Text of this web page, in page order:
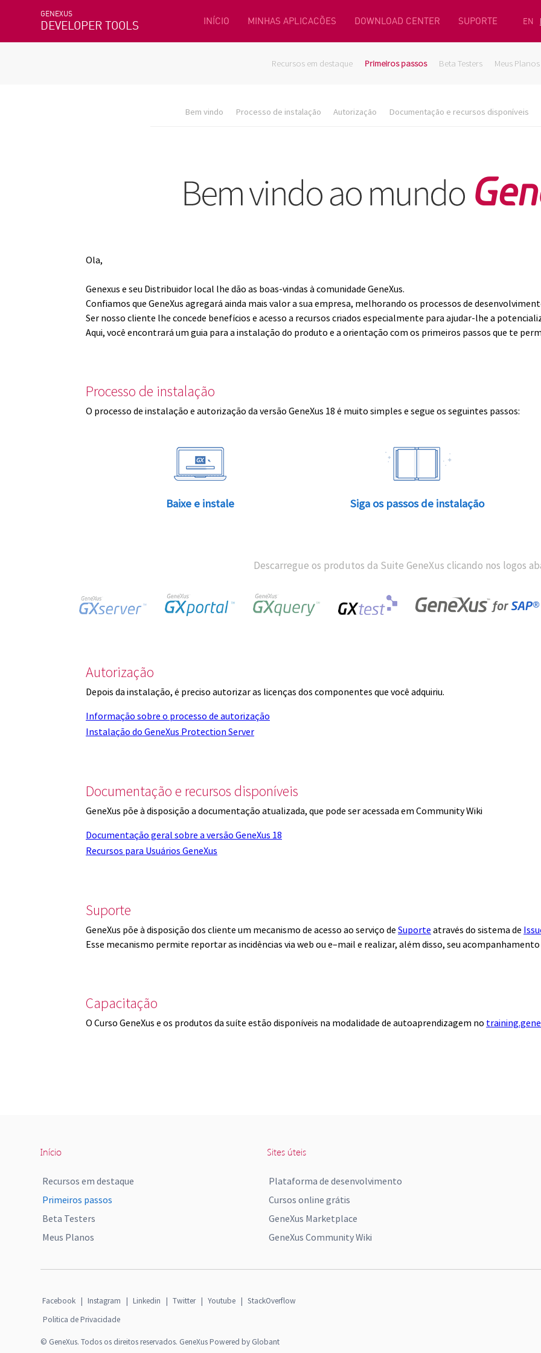
GENEXUS
DEVELOPER TOOLS INÍCIO MINHAS APLICACÕES DOWNLOAD CENTER SUPORTE EN
Recursos em destaque Primeiros passos Beta Testers Meus Planos
Bem vindo Processo de instalação Autorização Documentação e recursos disponíveis
Ola,
Genexus e seu Distribuidor local lhe dão as boas-vindas à comunidade GeneXus.
Confiamos que GeneXus agregará ainda mais valor a sua empresa, melhorando os processos de
Ser nosso cliente lhe concede benefícios e acesso a recursos criados especialmente para ajudar-lhe a
Aqui, você encontrará um guia para a instalação do produto e a orientação com os primeiros passos que te
Processo de instalação
O processo de instalação e autorização da versão GeneXus 18 é muito simples e segue os seguintes passos:
Baixe e instale Siga os passos de instalação
Descarregue os produtos da Suite GeneXus clicando nos logos
Autorização
Depois da instalação, é preciso autorizar as licenças dos componentes que você adquiriu.
Informação sobre o processo de autorização
Instalação do GeneXus Protection Server
Documentação e recursos disponíveis
GeneXus põe à disposição a documentação atualizada, que pode ser acessada em Community Wiki
Documentação geral sobre a versão GeneXus 18
Recursos para Usuários GeneXus
Suporte
GeneXus põe à disposição dos cliente um mecanismo de acesso ao serviço de Suporte através do sistema de
Esse mecanismo permite reportar as incidências via web ou e–mail e realizar, além disso, seu
Capacitação
O Curso GeneXus e os produtos da suíte estão disponíveis na modalidade de autoaprendizagem no
Início
Recursos em destaque
Primeiros passos
Beta Testers
Meus Planos
Sites úteis
Plataforma de desenvolvimento
Cursos online grátis
GeneXus Marketplace
GeneXus Community Wiki
Facebook | Instagram | Linkedin | Twitter | Youtube | StackOverflow
Politica de Privacidade
© GeneXus. Todos os direitos reservados. GeneXus Powered by Globant